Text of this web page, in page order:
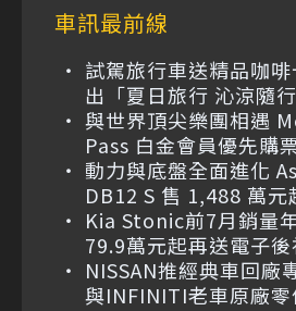
車訊最前線
試駕旅行車送精品咖
出「夏日旅行 沁涼隨
與世界頂尖樂團相遇
Pass 白金會員優先購
動力與底盤全面進化
DB12 S 售 1,488 萬元
Kia Stonic前7月銷量
79.9萬元起再送電子後
NISSAN推經典車回
與INFINITI老車原廠